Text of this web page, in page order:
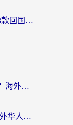
穿梭和快喵好用吗？海外党亲测3款回国加速器，附日本回国VPN避坑指南
汽水到国外不能用了吗怎么办呀？海外党追剧看片的救星在这里！
音悦Tai在瑞典用不了怎么办？海外华人追剧听歌的实用指南